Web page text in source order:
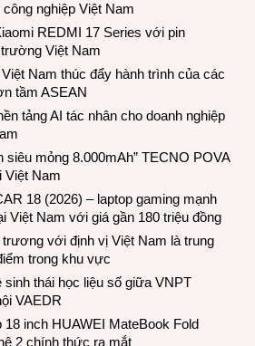
nghiệp Việt Nam
REDMI 17 Series với pin
Việt Nam
Nam thúc đẩy hành trình của các
tầm ASEAN
tảng AI tác nhân cho doanh nghiệp
siêu mỏng 8.000mAh” TECNO POVA
Việt Nam
18 (2026) – laptop gaming mạnh
Việt Nam với giá gần 180 triệu đồng
với định vị Việt Nam là trung
trong khu vực
sinh thái học liệu số giữa VNPT
VAEDR
18 inch HUAWEI MateBook Fold
2 chính thức ra mắt